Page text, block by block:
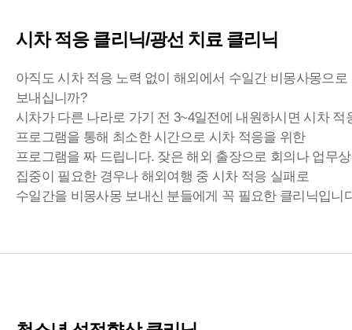
시차 적응 클리닉/광선 치료 클리닉
아직도 시차 적응 노력 없이 해외에서 수일간 비몽사몽으로
보내십니까?
시차가 다른 나라로 가기 전 3~4일전에 내원하시면 시차 적
프로그램을 통해 최소한 시간으로 시차 적응을 위한
프로그램을 짜 드립니다. 잦은 해외 출장으로 회의나 업무상
집중이 필요한 경우나 해외여행 중 시차 적응 실패로
수일간을 비몽사몽 보내신 분들에게 꼭 필요한 클리닉입니